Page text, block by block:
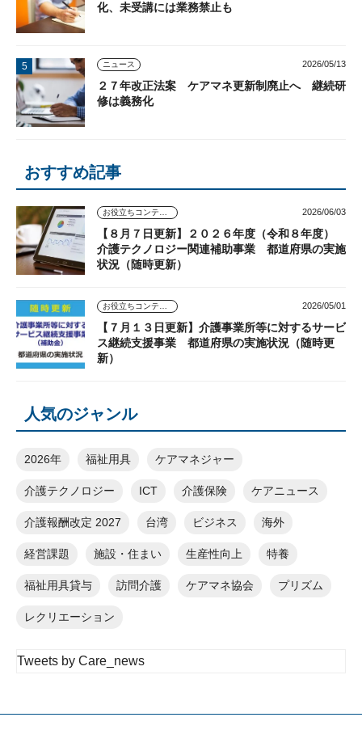
化、未受講には業務禁止も
ニュース 2026/05/13
２７年改正法案 ケアマネ更新制廃止へ 継続研
修は義務化
おすすめ記事
お役立ちコンテンツ 2026/06/03
【８月７日更新】２０２６年度（令和８年度）
介護テクノロジー関連補助事業 都道府県の実施
状況（随時更新）
お役立ちコンテンツ 2026/05/01
【７月１３日更新】介護事業所等に対するサービ
ス継続支援事業 都道府県の実施状況（随時更
新）
人気のジャンル
2026年 福祉用具 ケアマネジャー
介護テクノロジー ICT 介護保険 ケアニュース
介護報酬改定 2027 台湾 ビジネス 海外
経営課題 施設・住まい 生産性向上 特養
福祉用具貸与 訪問介護 ケアマネ協会 プリズム
レクリエーション
Tweets by Care_news